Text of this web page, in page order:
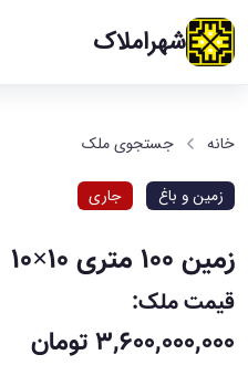
شهراملاک
خانه جستجوی ملک
زمین و باغ جاری
زمین 100 متری 10×۱۰
قیمت ملک:
۳,۶۰۰,۰۰۰,۰۰۰ تومان